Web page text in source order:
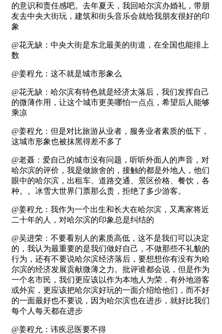
的意识和责任感吧。去年夏天，我回哈尔滨办婚礼，带朋
友去中央大街玩，建筑和街头音乐会就给我朋友很好的印
象
@花无缺：中央大街是东北最美的街道，在全国也能排上
数
@姜程允：这不就是城市形象么
@花无缺：哈尔滨有特色就是经济太落后，我们发挥自己
的微薄作用，让这个城市更美哪怕一点点，希望后人能够
乘凉
@姜程允：但是对比旅游从业者，服务业者素质的低下，
这城市形象也被抹黑得差不多了
@老聂：爱自己的城市没有问题，听听外面人的声音，对
哈尔滨的评价，我是做旅舍的，接触的都是外地人，他们
眼中的哈尔滨，出租车、道路交通、景区价格、餐饮，各
种。。冰雪大世界门票那么贵，拒绝了多少游客。
@姜程允：我作为一个出生和长大在哈尔滨，又离家将近
二十年的人，对哈尔滨的印象总是纠结的
@吴进荣：不要看别人的素质高低，这不是我们可以决定
的，我认为最重要的是我们做好自己，不做那些不礼貌的
行为，还有不要说哈尔滨经济落后，要想想你有没有为哈
尔滨的经济发展贡献微薄之力。批评谁都会说，但是作为
一个名市民，我们更应该以作为本地人为荣，有外地游客
或外宾，更应该把哈尔滨好玩的一面介绍给他们，而不好
的一面最好也不要说，因为哈尔滨也在进步，就好比我们
每个人每天都在进步
@姜程允：讳疾忌医要不得